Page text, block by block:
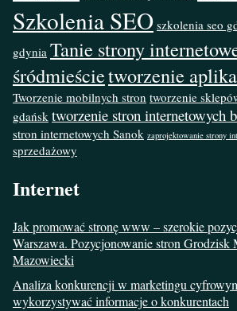
Szkolenia SEO szkolenia seo
gdynia Tanie strony
śródmieścietworzenie
Tworzenie mobilnych stron tworzenie
gdańsk tworzenie stron internetowych
stron internetowych Sanok zaprojektowanie strony
sprzedażowy
Internet
Jak promować stronę www – szerokie
Warszawa. Pozycjonowanie stron
Mazowiecki
Analiza konkurencji w marketingu
wykorzystywać informacje o konkurentach